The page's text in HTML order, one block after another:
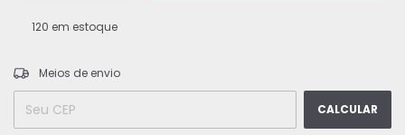
120 em estoque
Entregas para o CEP:
Meios de envio
CALCULAR